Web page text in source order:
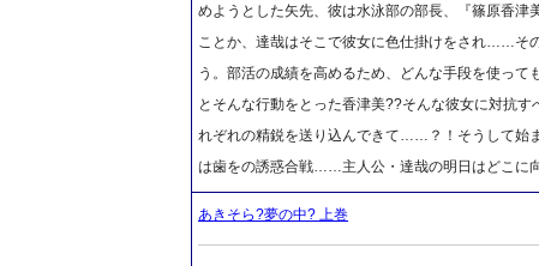
めようとした矢先、彼は水泳部の部長、『篠原香津
ことか、達哉はそこで彼女に色仕掛けをされ……そ
う。部活の成績を高めるため、どんな手段を使って
とそんな行動をとった香津美??そんな彼女に対抗す
れぞれの精鋭を送り込んできて……？！そうして始
は歯をの誘惑合戦……主人公・達哉の明日はどこに
あきそら?夢の中? 上巻